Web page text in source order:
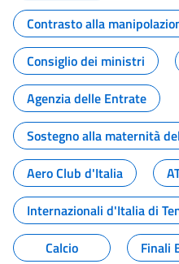
Contrasto alla
Consiglio dei ministri
Agenzia delle Entrate
Sostegno alla maternità
Aero Club d'Italia
Internazionali d'Italia di
Calcio
Finali